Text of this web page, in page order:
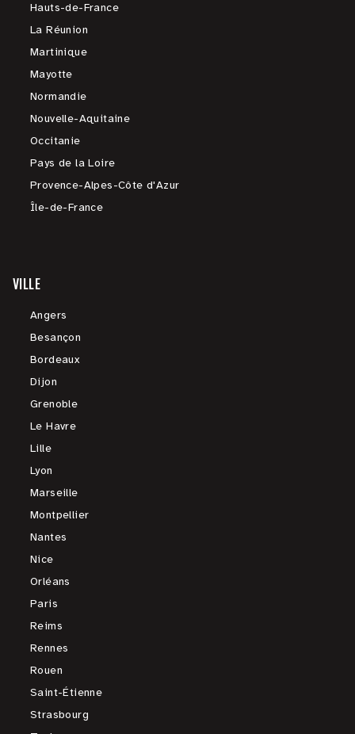
Hauts-de-France
La Réunion
Martinique
Mayotte
Normandie
Nouvelle-Aquitaine
Occitanie
Pays de la Loire
Provence-Alpes-Côte d'Azur
Île-de-France
VILLE
Angers
Besançon
Bordeaux
Dijon
Grenoble
Le Havre
Lille
Lyon
Marseille
Montpellier
Nantes
Nice
Orléans
Paris
Reims
Rennes
Rouen
Saint-Étienne
Strasbourg